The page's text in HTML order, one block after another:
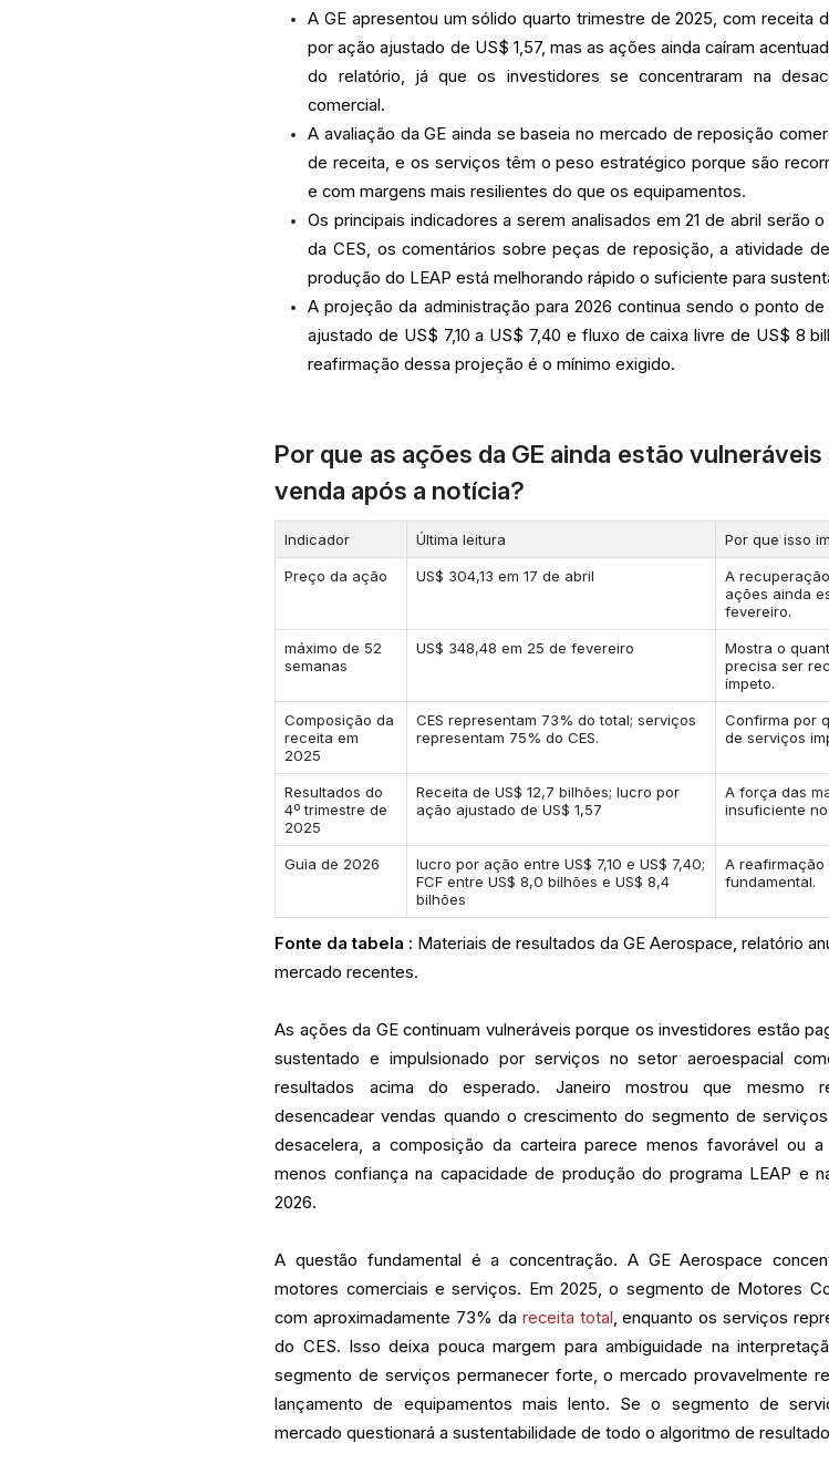
A GE apresentou um sólido quarto trimestre de 2025, com receita
por ação ajustado de US$ 1,57, mas as ações ainda caíram
do relatório, já que os investidores se concentraram na
comercial.
A avaliação da GE ainda se baseia no mercado de reposição
de receita, e os serviços têm o peso estratégico porque são
e com margens mais resilientes do que os equipamentos.
Os principais indicadores a serem analisados em 21 de abril serão
da CES, os comentários sobre peças de reposição, a atividade
produção do LEAP está melhorando rápido o suficiente para
A projeção da administração para 2026 continua sendo o ponto
ajustado de US$ 7,10 a US$ 7,40 e fluxo de caixa livre de US$ 8
reafirmação dessa projeção é o mínimo exigido.
Por que as ações da GE ainda estão
venda após a notícia?
Indicador Última leitura Por que isso
Preço da ação US$ 304,13 em 17 de abril
A
ações ainda
fevereiro.
máximo de 52
semanas
US$ 348,48 em 25 de fevereiro
Mostra o
precisa ser
ímpeto.
Composição da
receita em
2025
CES representam 73% do total; serviços
representam 75% do CES.
Confirma por
de serviços
Resultados do
4º trimestre de
2025
Receita de US$ 12,7 bilhões; lucro por
ação ajustado de US$ 1,57
A força das
insuficiente
Guia de 2026
lucro por ação entre US$ 7,10 e US$ 7,40;
FCF entre US$ 8,0 bilhões e US$ 8,4
bilhões
A
fundamental.
Fonte da tabela : Materiais de resultados da GE Aerospace, relatório
mercado recentes.
As ações da GE continuam vulneráveis porque os investidores estão
sustentado e impulsionado por serviços no setor aeroespacial
resultados acima do esperado. Janeiro mostrou que mesmo
desencadear vendas quando o crescimento do segmento de
desacelera, a composição da carteira parece menos favorável ou a
menos confiança na capacidade de produção do programa LEAP e
2026.
A questão fundamental é a concentração. A GE Aerospace
motores comerciais e serviços. Em 2025, o segmento de Motores
com aproximadamente 73% da receita total , enquanto os serviços
do CES. Isso deixa pouca margem para ambiguidade na
segmento de serviços permanecer forte, o mercado provavelmente
lançamento de equipamentos mais lento. Se o segmento de
mercado questionará a sustentabilidade de todo o algoritmo de